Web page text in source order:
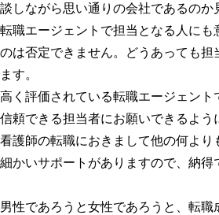
談しながら思い通りの会社であるのか
転職エージェントで担当となる人に
のは否定できません。どうあっても
ます。
高く評価されている転職エージェント
信頼できる担当者にお願いできるよう
看護師の転職におきまして他の何よ
細かいサポートがありますので、納得
男性であろうと女性であろうと、転